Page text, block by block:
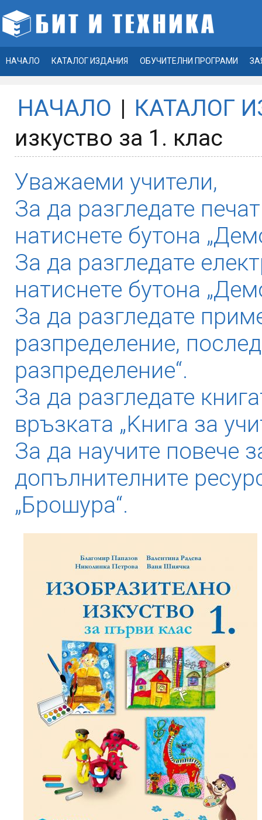
НАЧАЛО КАТАЛОГ ИЗДАНИЯ ОБУЧИТЕЛНИ ПРОГРАМИ
НАЧАЛО | КАТАЛОГ
изкуство за 1. клас
Уважаеми учители,
За да разгледате
натиснете бутона
За да разгледате
натиснете бутона
За да разгледате
разпределение,
разпределение“.
За да разгледате
връзката „Kнига за
За да научите повече
допълнителните
„Брошура“.